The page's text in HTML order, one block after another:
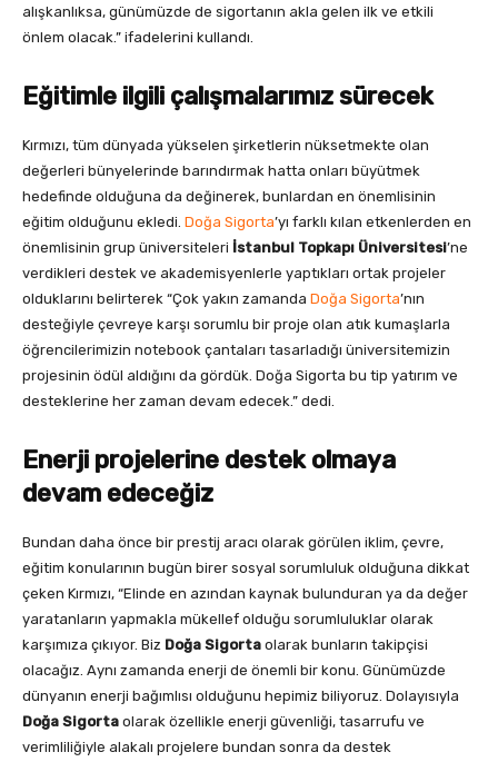
alışkanlıksa, günümüzde de sigortanın akla gelen ilk ve etkili
önlem olacak.” ifadelerini kullandı.
Eğitimle ilgili çalışmalarımız sürecek
Kırmızı, tüm dünyada yükselen şirketlerin nüksetmekte olan
değerleri bünyelerinde barındırmak hatta onları büyütmek
hedefinde olduğuna da değinerek, bunlardan en önemlisinin
eğitim olduğunu ekledi. Doğa Sigorta’yı farklı kılan etkenlerden en
önemlisinin grup üniversiteleri İstanbul Topkapı Üniversitesi’ne
verdikleri destek ve akademisyenlerle yaptıkları ortak projeler
olduklarını belirterek “Çok yakın zamanda Doğa Sigorta’nın
desteğiyle çevreye karşı sorumlu bir proje olan atık kumaşlarla
öğrencilerimizin notebook çantaları tasarladığı üniversitemizin
projesinin ödül aldığını da gördük. Doğa Sigorta bu tip yatırım ve
desteklerine her zaman devam edecek.” dedi.
Enerji projelerine destek olmaya
devam edeceğiz
Bundan daha önce bir prestij aracı olarak görülen iklim, çevre,
eğitim konularının bugün birer sosyal sorumluluk olduğuna dikkat
çeken Kırmızı, “Elinde en azından kaynak bulunduran ya da değer
yaratanların yapmakla mükellef olduğu sorumluluklar olarak
karşımıza çıkıyor. Biz Doğa Sigorta olarak bunların takipçisi
olacağız. Aynı zamanda enerji de önemli bir konu. Günümüzde
dünyanın enerji bağımlısı olduğunu hepimiz biliyoruz. Dolayısıyla
Doğa Sigorta olarak özellikle enerji güvenliği, tasarrufu ve
verimliliğiyle alakalı projelere bundan sonra da destek